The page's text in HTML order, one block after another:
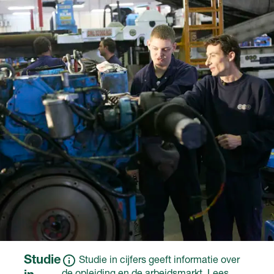
naar school. Meestal heb
je een
arbeidsovereenkomst
met het erkende
leerbedrijf en krijg je
salaris.
leerjaar 4
Een ander diploma of
bewijsstuk dat de
overheid heeft erkend
op basis van een
ministeriële regeling.
Voor deze opleiding
kan een school
aanvullende eisen
stellen of wiskunde of
natuur- en scheikunde
onderdeel waren van
het eindexamen.
Studie
Studie in cijfers geeft informatie over